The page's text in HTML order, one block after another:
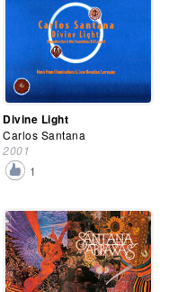
Divine Light
Carlos Santana
2001
1